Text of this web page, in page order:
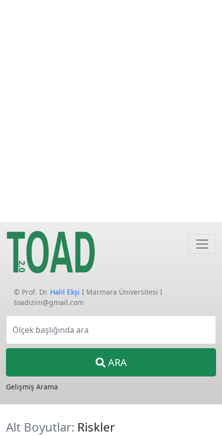
© Prof. Dr. Halil Ekşi I Marmara Üniversitesi I
toadizini@gmail.com
Ölçek başlığında ara
ARA
Gelişmiş Arama
Alt Boyutlar: Riskler